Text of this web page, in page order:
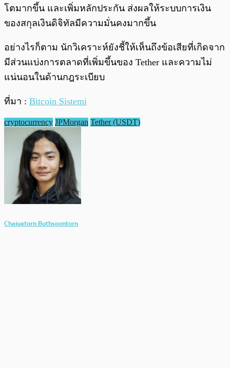
โตมากขึ้น และเพิ่มหลักประกัน ส่งผลให้ระบบการเงิน
ของสกุลเงินดิจิทัลมีความมั่นคงมากขึ้น
อย่างไรก็ตาม นักวิเคราะห์ยังชี้ให้เห็นถึงข้อเสียที่เกิดจาก
มีส่วนแบ่งการตลาดที่เพิ่มขึ้นของ Tether และความไม่
แน่นอนในด้านกฎระเบียบ
ที่มา : Bitcoin Sistemi
cryptocurrency JPMorgan Tether (USDT)
Chaiyatorn Buthsoontorn